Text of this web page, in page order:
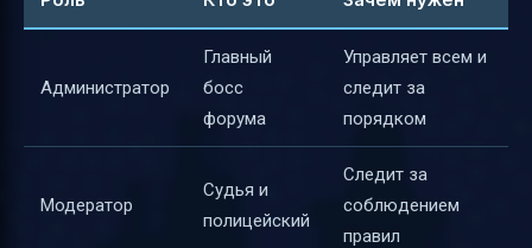
Администратор
Главный
босс
форума
Управляет всем и
следит за
порядком
Модератор
Судья и
полицейский
Следит за
соблюдением
правил